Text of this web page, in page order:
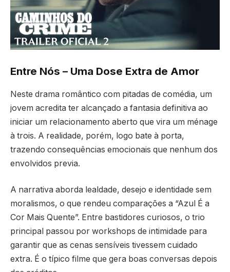
Entre Nós – Uma Dose Extra de Amor
Neste drama romântico com pitadas de comédia, um
jovem acredita ter alcançado a fantasia definitiva ao
iniciar um relacionamento aberto que vira um ménage
à trois. A realidade, porém, logo bate à porta,
trazendo consequências emocionais que nenhum dos
envolvidos previa.
A narrativa aborda lealdade, desejo e identidade sem
moralismos, o que rendeu comparações a “Azul É a
Cor Mais Quente”. Entre bastidores curiosos, o trio
principal passou por workshops de intimidade para
garantir que as cenas sensíveis tivessem cuidado
extra. É o típico filme que gera boas conversas depois